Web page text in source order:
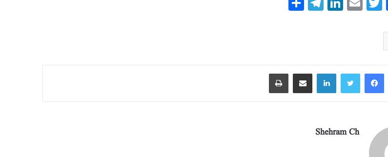
ce
bo
ok
wi
m
nk
el
m
Shehram Ch